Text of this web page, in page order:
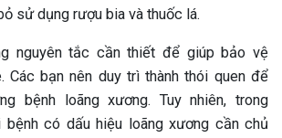
sử dụng rượu bia và thuốc lá.
nguyên tắc cần thiết để giúp bảo vệ
Các bạn nên duy trì thành thói quen để
bệnh loãng xương. Tuy nhiên, trong
có dấu hiệu loãng xương cần chủ